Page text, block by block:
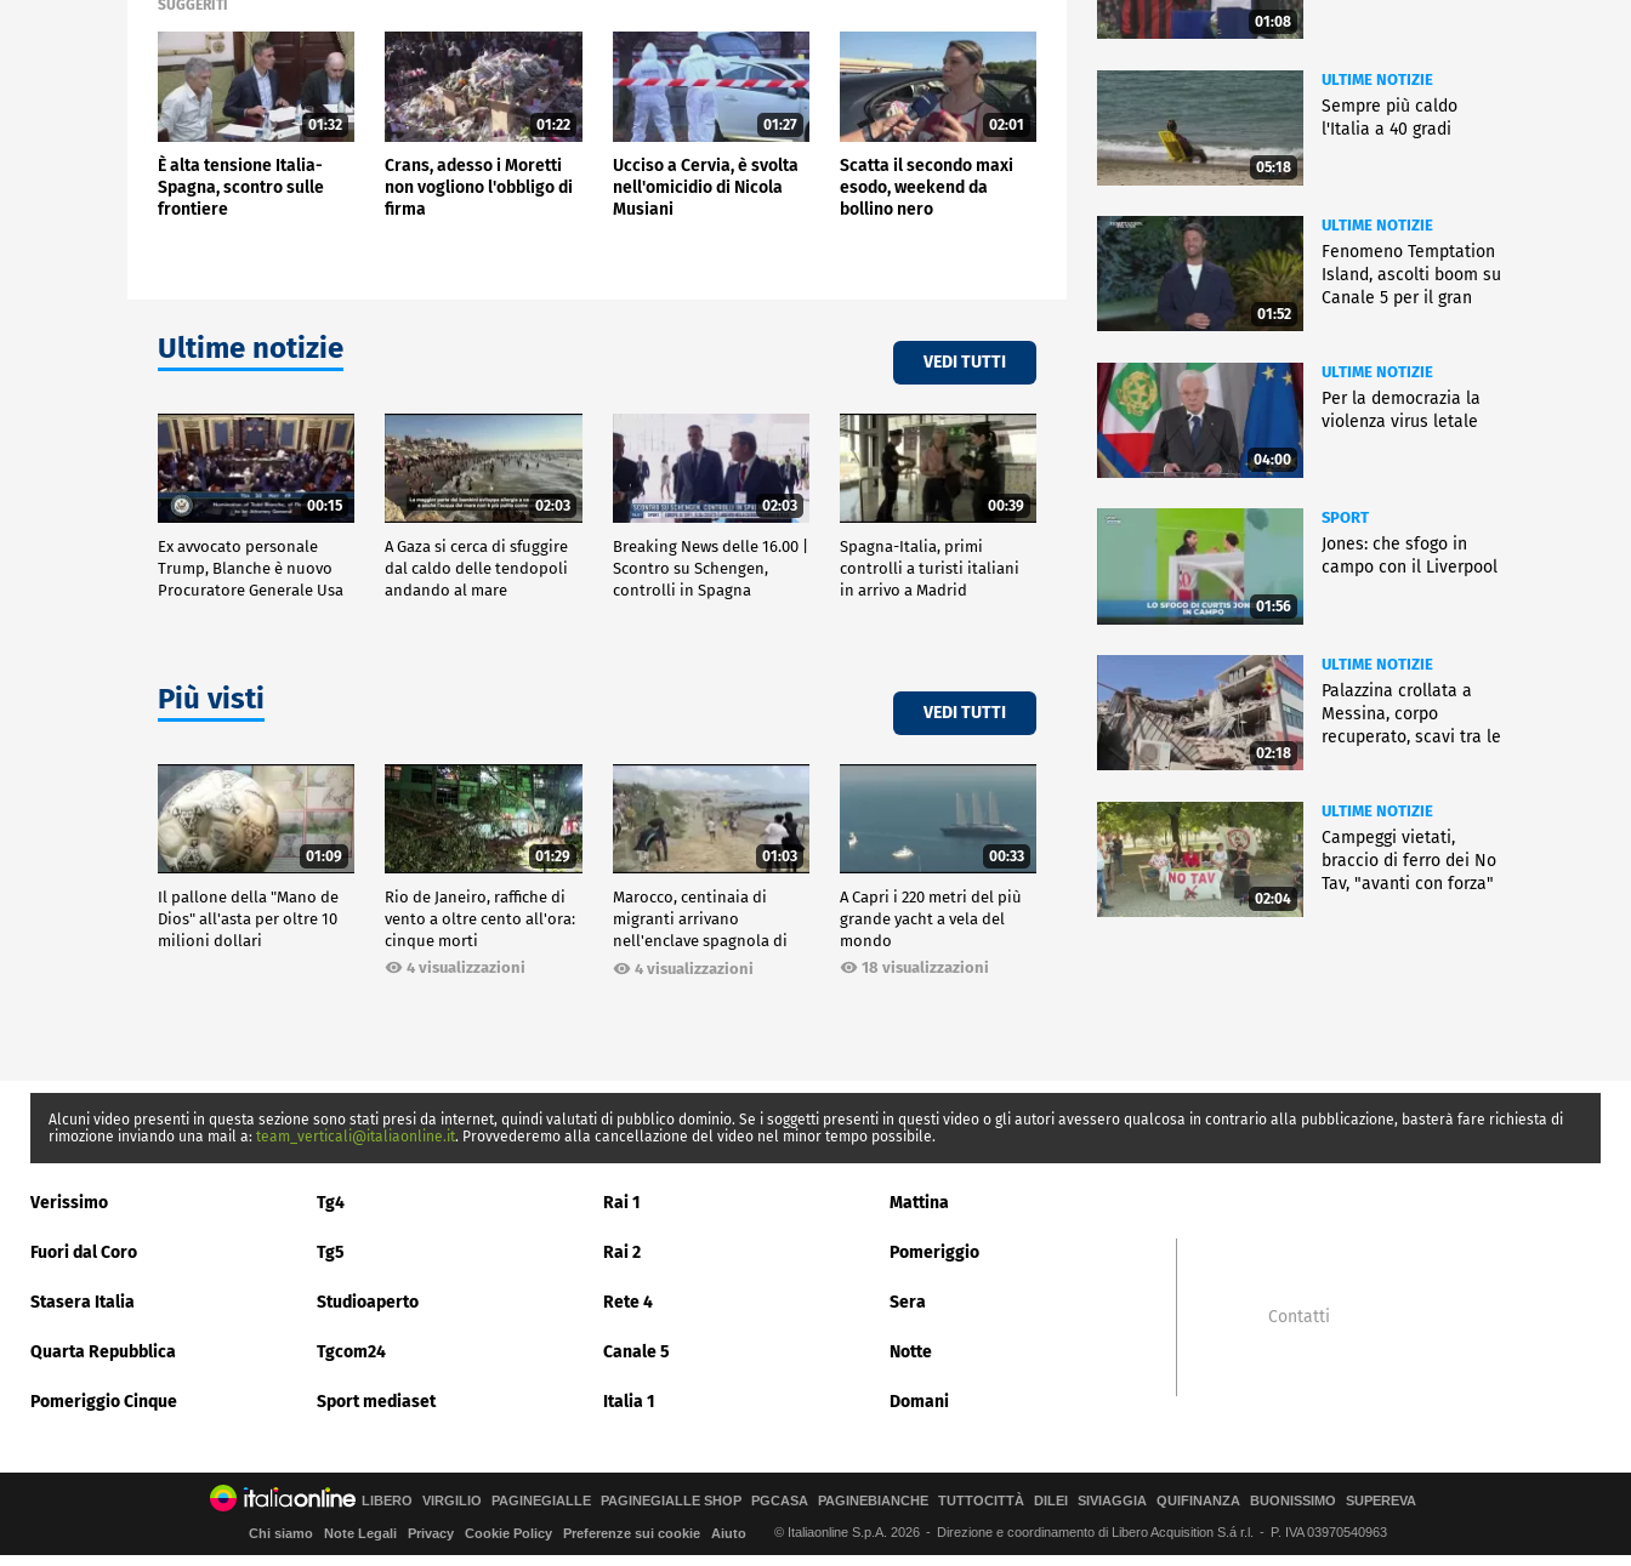
SUGGERITI
01:32
È alta tensione Italia-
Spagna, scontro sulle
frontiere
01:22
Crans, adesso i Moretti
non vogliono l'obbligo di
firma
01:27
Ucciso a Cervia, è svolta
nell'omicidio di Nicola
Musiani
02:01
Scatta il secondo maxi
esodo, weekend da
bollino nero
Ultime notizie VEDI TUTTI
00:15
Ex avvocato personale
Trump, Blanche è nuovo
Procuratore Generale Usa
02:03
A Gaza si cerca di sfuggire
dal caldo delle tendopoli
andando al mare
02:03
Breaking News delle 16.00 |
Scontro su Schengen,
controlli in Spagna
00:39
Spagna-Italia, primi
controlli a turisti italiani
in arrivo a Madrid
Più visti VEDI TUTTI
01:09
Il pallone della "Mano de
Dios" all'asta per oltre 10
milioni dollari
01:29
Rio de Janeiro, raffiche di
vento a oltre cento all'ora:
cinque morti
4 visualizzazioni
01:03
Marocco, centinaia di
migranti arrivano
nell'enclave spagnola di
Ceuta4 visualizzazioni
00:33
A Capri i 220 metri del più
grande yacht a vela del
mondo
18 visualizzazioni
01:08
05:18
ULTIME NOTIZIE
Sempre più caldo
l'Italia a 40 gradi
01:52
ULTIME NOTIZIE
Fenomeno Temptation
Island, ascolti boom su
Canale 5 per il gran
04:00
ULTIME NOTIZIE
Per la democrazia la
violenza virus letale
01:56
SPORT
Jones: che sfogo in
campo con il Liverpool
02:18
ULTIME NOTIZIE
Palazzina crollata a
Messina, corpo
recuperato, scavi tra le
02:04
ULTIME NOTIZIE
Campeggi vietati,
braccio di ferro dei No
Tav, "avanti con forza"
Alcuni video presenti in questa sezione sono stati presi da internet, quindi valutati di pubblico dominio. Se i soggetti presenti in questi video o gli autori avessero qualcosa in contrario alla pubblicazione, basterà fare richiesta di
rimozione inviando una mail a: team_verticali@italiaonline.it. Provvederemo alla cancellazione del video nel minor tempo possibile.
Verissimo Tg4 Rai 1 Mattina
Fuori dal Coro Tg5 Rai 2 Pomeriggio
Stasera Italia Studioaperto Rete 4 Sera
Quarta Repubblica Tgcom24 Canale 5 Notte
Pomeriggio Cinque Sport mediaset Italia 1 Domani
Contatti
LIBERO VIRGILIO PAGINEGIALLE PAGINEGIALLE SHOP PGCASA PAGINEBIANCHE TUTTOCITTÀ DILEI SIVIAGGIA QUIFINANZA BUONISSIMO SUPEREVA
Chi siamo Note Legali Privacy Cookie Policy Preferenze sui cookie Aiuto © Italiaonline S.p.A. 2026 Direzione e coordinamento di Libero Acquisition S.á r.l. P. IVA 03970540963